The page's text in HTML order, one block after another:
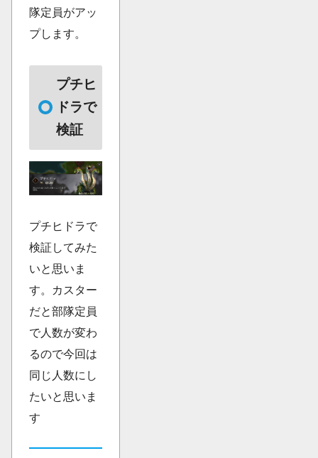
隊定員がアッ
プします。
プチヒ
ドラで
検証
プチヒドラで
検証してみた
いと思いま
す。カスター
だと部隊定員
で人数が変わ
るので今回は
同じ人数にし
たいと思いま
す